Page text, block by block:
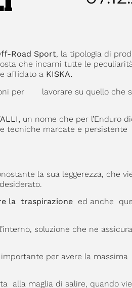
Road Sport, la tipologia di
che incarni tutte le
affidato aKISKA.
per lavorare su quello che
un nome che per l’Enduro
tecniche marcate e persistente
la sua leggerezza, che
la traspirazioneed anche
soluzione che ne
per avere la massima
alla maglia di salire, quando